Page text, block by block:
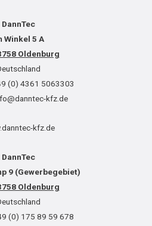
DannTec
Winkel 5 A
Oldenburg
(0) 4361 5063303
kfz.de
kfz.de
DannTec
9 (Gewerbegebiet)
Oldenburg
(0) 175 89 59 678